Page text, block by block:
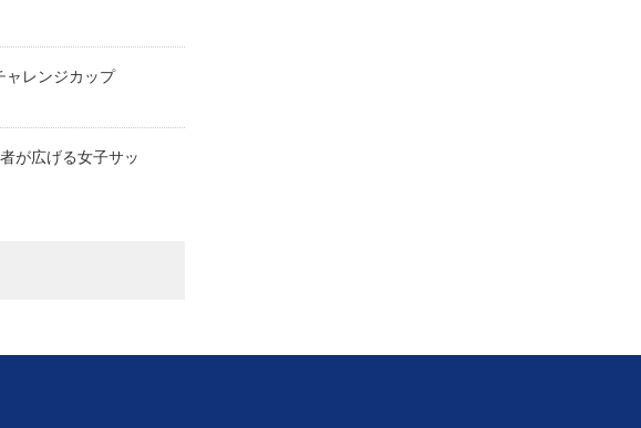
レンジカップ
が広げる女子サッ